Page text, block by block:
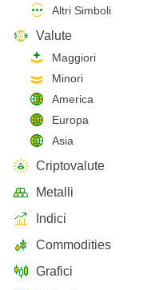
Altri Simboli
Valute
Maggiori
Minori
America
Europa
Asia
Criptovalute
Metalli
Indici
Commodities
Grafici